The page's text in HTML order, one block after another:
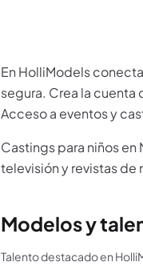
En HolliModels
segura. Crea la cuenta
Acceso a eventos y
Castings para niños en
televisión y revistas de
Modelos y
Talento destacado en